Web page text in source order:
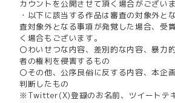
カウントを公開させて頂く場合がございま
・以下に該当する作品は審査の対象外と
査対象外となる事項が発覚した場合、受
く場合もございます。
〇わいせつな内容、差別的な内容、暴力
者の権利を侵害するもの
〇その他、公序良俗に反する内容、本企
判断したもの
※Twitter(X)登録のお名前、ツイートテ